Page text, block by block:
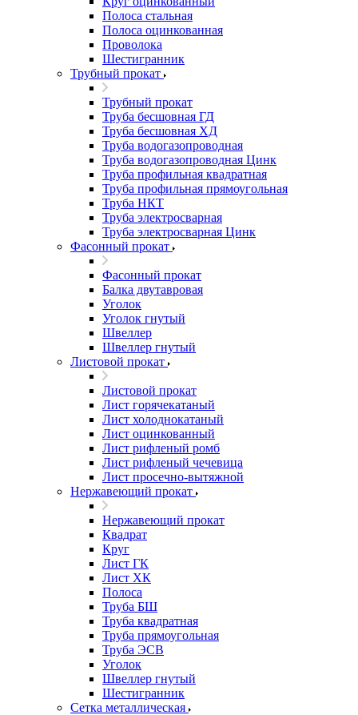
Полоса стальная
Полоса оцинкованная
Проволока
Шестигранник
Трубный прокат
Трубный прокат
Труба бесшовная ГД
Труба бесшовная ХД
Труба водогазопроводная
Труба водогазопроводная Цинк
Труба профильная квадратная
Труба профильная прямоугольная
Труба НКТ
Труба электросварная
Труба электросварная Цинк
Фасонный прокат
Фасонный прокат
Балка двутавровая
Уголок
Уголок гнутый
Швеллер
Швеллер гнутый
Листовой прокат
Листовой прокат
Лист горячекатаный
Лист холоднокатаный
Лист оцинкованный
Лист рифленый ромб
Лист рифленый чечевица
Лист просечно-вытяжной
Нержавеющий прокат
Нержавеющий прокат
Квадрат
Круг
Лист ГК
Лист ХК
Полоса
Труба БШ
Труба квадратная
Труба прямоугольная
Труба ЭСВ
Уголок
Швеллер гнутый
Шестигранник
Сетка металлическая